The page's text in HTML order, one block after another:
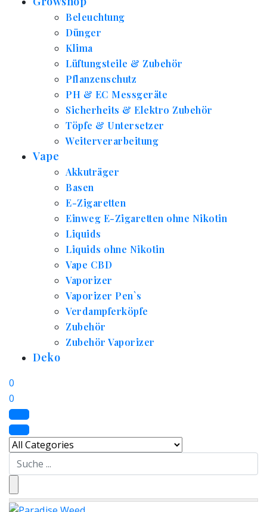
Beleuchtung
Dünger
Klima
Lüftungsteile & Zubehör
Pflanzenschutz
PH & EC Messgeräte
Sicherheits & Elektro Zubehör
Töpfe & Untersetzer
Weiterverarbeitung
Vape
Akkuträger
Basen
E-Zigaretten
Einweg E-Zigaretten ohne Nikotin
Liquids
Liquids ohne Nikotin
Vape CBD
Vaporizer
Vaporizer Pen`s
Verdampferköpfe
Zubehör
Zubehör Vaporizer
Deko
0
0
Search
for: